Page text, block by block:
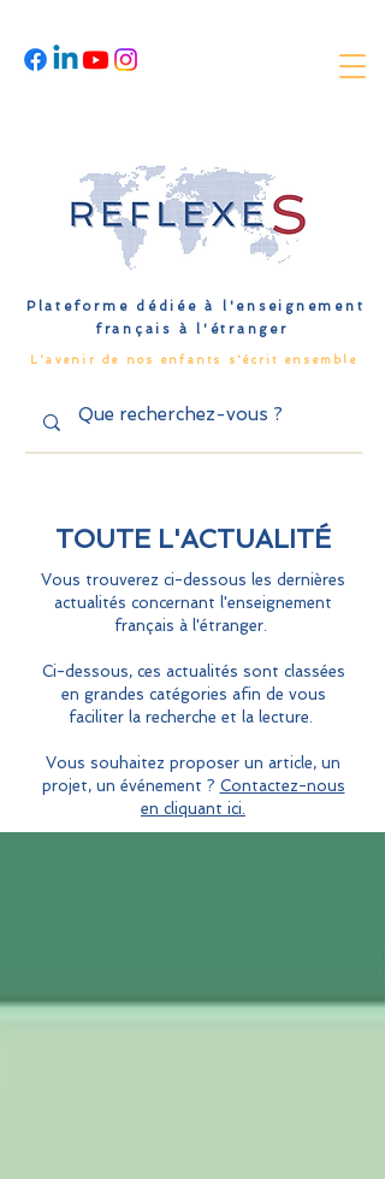
Plateforme dédiée à l'enseignement
français à l'étranger
L'avenir de nos enfants s'écrit ensemble
TOUTE L'ACTUALITÉ
Vous trouverez ci-dessous les dernières
actualités concernant l'enseignement
français à l'étranger.
Ci-dessous, ces actualités sont classées
en grandes catégories afin de vous
faciliter la recherche et la lecture.
Vous souhaitez proposer un article, un
projet, un événement ? Contactez-nous
en cliquant ici.